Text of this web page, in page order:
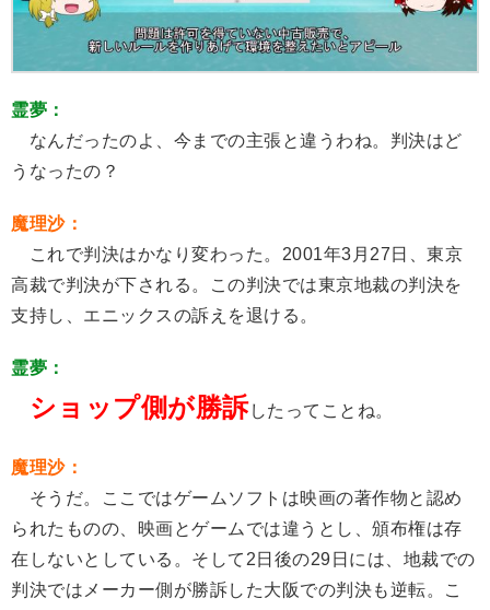
霊夢：
なんだったのよ、今までの主張と違うわね。判決はど
うなったの？
魔理沙：
これで判決はかなり変わった。2001年3月27日、東京
高裁で判決が下される。この判決では東京地裁の判決を
支持し、エニックスの訴えを退ける。
霊夢：
ショップ側が勝訴 したってことね。
魔理沙：
そうだ。ここではゲームソフトは映画の著作物と認め
られたものの、映画とゲームでは違うとし、頒布権は存
在しないとしている。そして2日後の29日には、地裁での
判決ではメーカー側が勝訴した大阪での判決も逆転。こ